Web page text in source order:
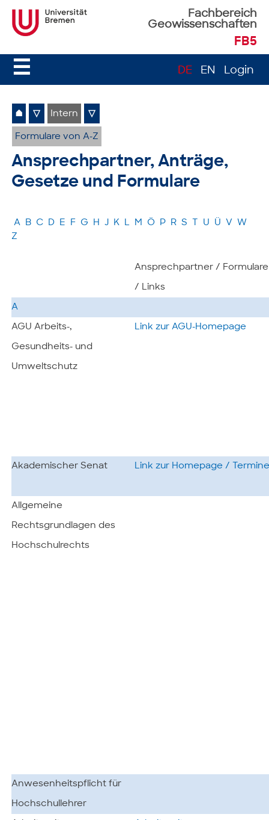
Fachbereich
Geowissenschaften
FB5
☰ DE EN Login
⌂ ▽ Intern ▽
Formulare von A-Z
Ansprechpartner, Anträge,
Gesetze und Formulare
A B C D E F G H J K L M Ö P R S U Ü V
W
Z
Ansprechpartner / Formulare
/ Links
A
AGU Arbeits-,
Gesundheits- und
Umweltschutz
Link zur AGU-Homepage
Akademischer Senat Link zur Homepage /
Allgemeine
Rechtsgrundlagen des
Hochschulrechts
Anwesenheitspflicht für
Hochschullehrer